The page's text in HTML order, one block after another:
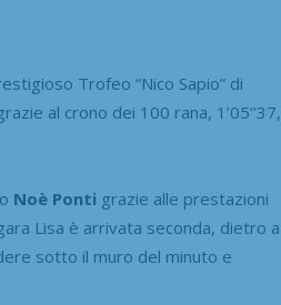
Trofeo “Nico Sapio” di
al crono dei 100 rana, 1’05’’37,
Noè Ponti grazie alle prestazioni
Lisa è arrivata seconda, dietro a
sotto il muro del minuto e